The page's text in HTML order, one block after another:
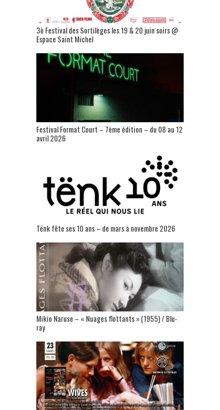
3è Festival des Sortilèges les 19 & 20 juin soirs @
Espace Saint Michel
Festival Format Court – 7ème édition – du 08 au 12
avril 2026
Tënk fête ses 10 ans – de mars à novembre 2026
Mikio Naruse – « Nuages flottants » (1955) / Blu-
ray